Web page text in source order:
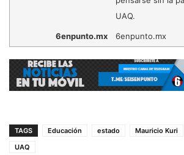
UAQ.
6enpunto.mx 6enpunto.mx
TAGS Educación estado Mauricio Kuri
UAQ